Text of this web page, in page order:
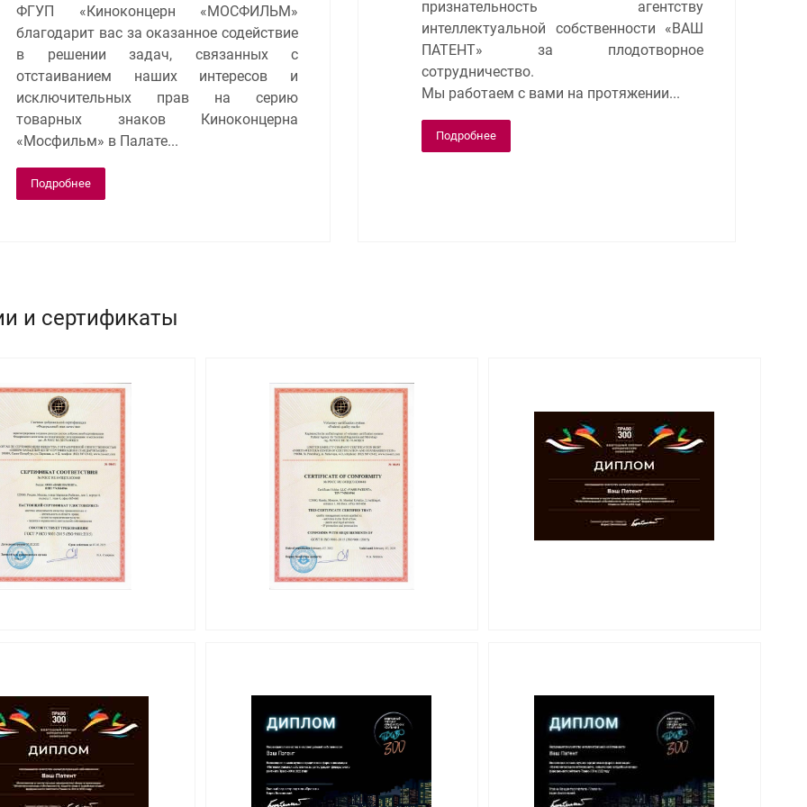
ФГУП «Киноконцерн «МОСФИЛЬМ»
благодарит вас за оказанное содействие
в решении задач, связанных с
отстаиванием наших интересов и
исключительных прав на серию
товарных знаков Киноконцерна
«Мосфильм» в Палате...
Подробнее
признательность агентству
интеллектуальной собственности «ВАШ
ПАТЕНТ» за плодотворное
сотрудничество.
Мы работаем с вами на протяжении...
Подробнее
и сертификаты